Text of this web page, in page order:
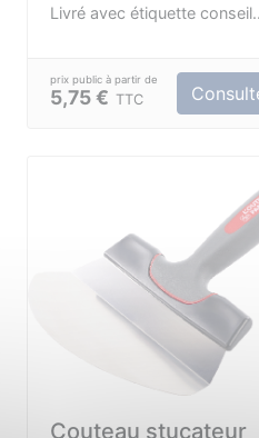
Livré avec étiquette conseil.
5,75 € TTC
Couteau stucateur